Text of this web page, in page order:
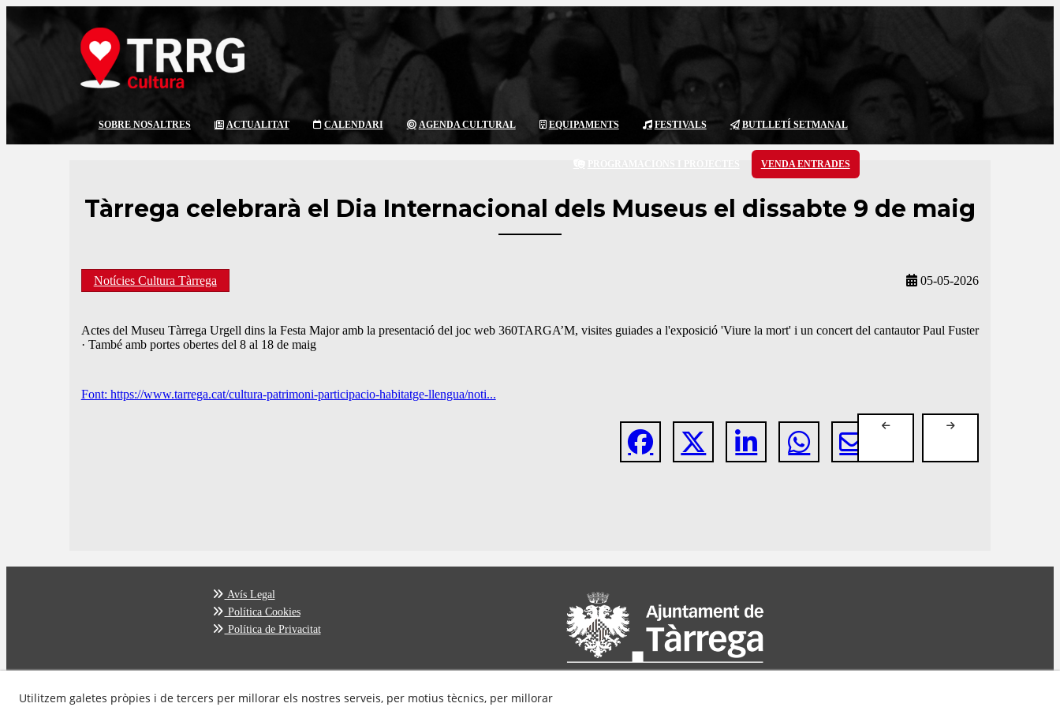
SOBRE NOSALTRES ACTUALITAT CALENDARI AGENDA CULTURAL EQUIPAMENTS FESTIVALS BUTLLETÍ SETMANAL
VENDA ENTRADES
Tàrrega celebrarà el Dia Internacional dels Museus el dissabte 9 de maig
Notícies Cultura Tàrrega 05-05-2026
Actes del Museu Tàrrega Urgell dins la Festa Major amb la presentació del joc web 360TARGA’M, visites guiades a l'exposició 'Viure la mort' i un concert del cantautor Paul Fuster
· També amb portes obertes del 8 al 18 de maig
Font: https://www.tarrega.cat/cultura-patrimoni-participacio-habitatge-llengua/noti...
Avís Legal
Política Cookies
Política de Privacitat
Utilitzem galetes pròpies i de tercers per millorar els nostres serveis, per motius tècnics, per millorar